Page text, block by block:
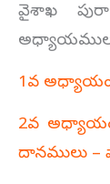
వైశాఖ
1వ
2వ
దానములు